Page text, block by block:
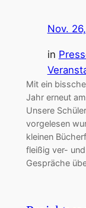
Nov.
in
Mit ein
Jahr erneut
Unsere
vorgelesen
kleinen
fleißig ver-
Gespräche